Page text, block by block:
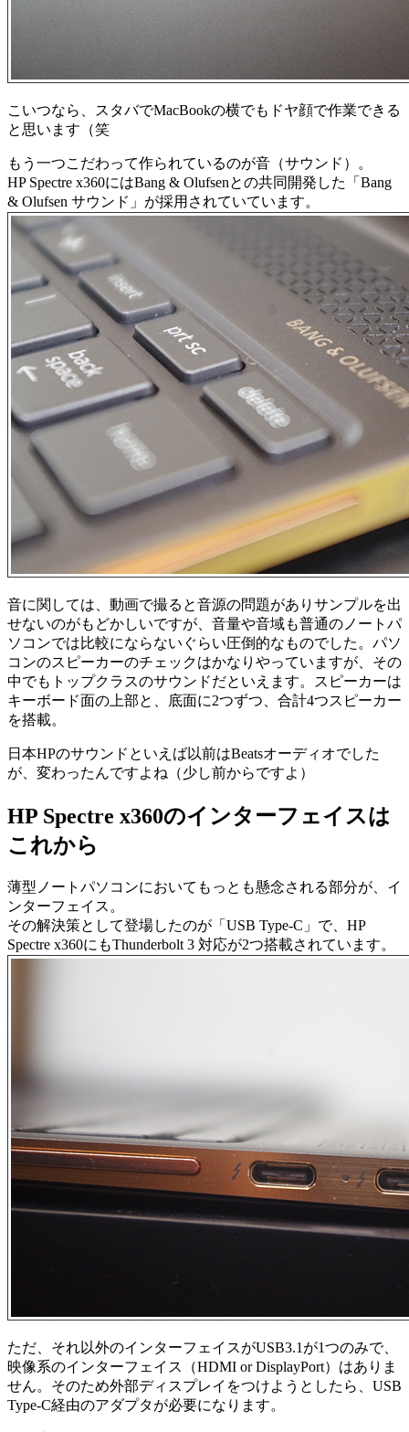
こいつなら、スタバでMacBookの横でもドヤ顔で作業できる
と思います（笑
もう一つこだわって作られているのが音（サウンド）。
HP Spectre x360にはBang & Olufsenとの共同開発した「Bang
& Olufsen サウンド」が採用されていています。
音に関しては、動画で撮ると音源の問題がありサンプルを出
せないのがもどかしいですが、音量や音域も普通のノートパ
ソコンでは比較にならないぐらい圧倒的なものでした。パソ
コンのスピーカーのチェックはかなりやっていますが、その
中でもトップクラスのサウンドだといえます。スピーカーは
キーボード面の上部と、底面に2つずつ、合計4つスピーカー
を搭載。
日本HPのサウンドといえば以前はBeatsオーディオでした
が、変わったんですよね（少し前からですよ）
HP Spectre x360のインターフェイスは
これから
薄型ノートパソコンにおいてもっとも懸念される部分が、イ
ンターフェイス。
その解決策として登場したのが「USB Type-C」で、HP
Spectre x360にもThunderbolt 3 対応が2つ搭載されています。
ただ、それ以外のインターフェイスがUSB3.1が1つのみで、
映像系のインターフェイス（HDMI or DisplayPort）はありま
せん。そのため外部ディスプレイをつけようとしたら、USB
Type-C経由のアダプタが必要になります。